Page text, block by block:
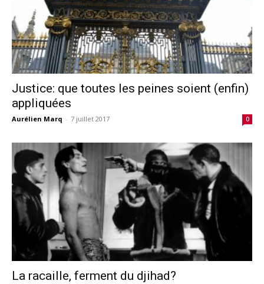
Justice: que toutes les peines soient (enfin)
appliquées
Aurélien Marq - 7 juillet 2017 0
La racaille, ferment du djihad?